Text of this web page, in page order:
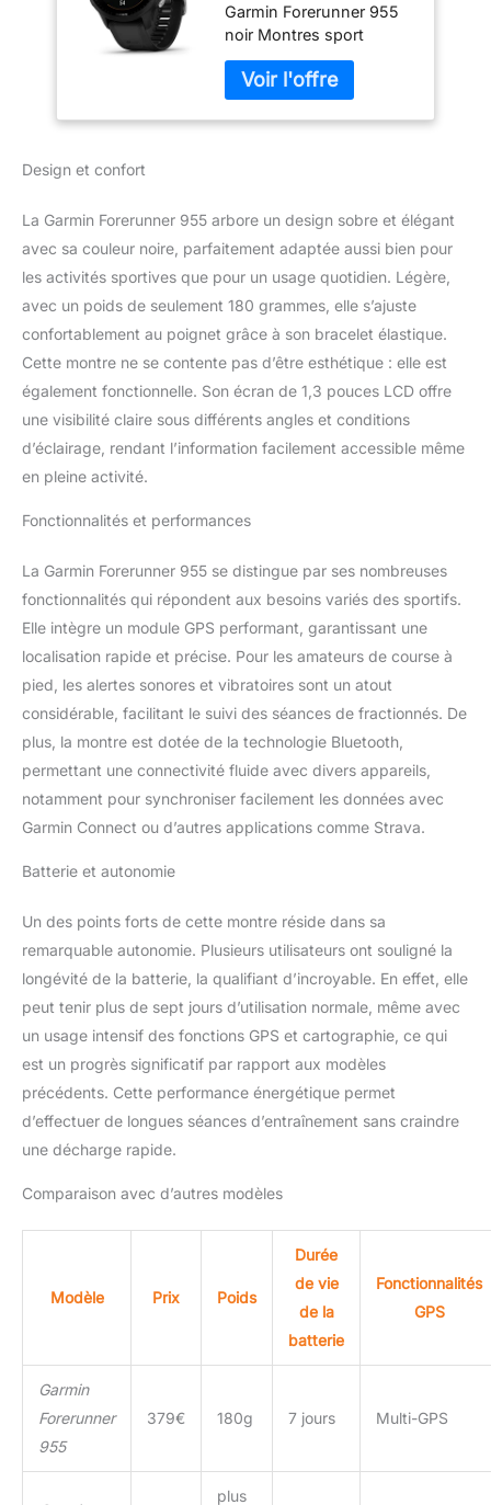
Garmin Forerunner 955
noir Montres sport
Design et confort
La Garmin Forerunner 955 arbore un design sobre et élégant
avec sa couleur noire, parfaitement adaptée aussi bien pour
les activités sportives que pour un usage quotidien. Légère,
avec un poids de seulement 180 grammes, elle s’ajuste
confortablement au poignet grâce à son bracelet élastique.
Cette montre ne se contente pas d’être esthétique : elle est
également fonctionnelle. Son écran de 1,3 pouces LCD offre
une visibilité claire sous différents angles et conditions
d’éclairage, rendant l’information facilement accessible même
en pleine activité.
Fonctionnalités et performances
La Garmin Forerunner 955 se distingue par ses nombreuses
fonctionnalités qui répondent aux besoins variés des sportifs.
Elle intègre un module GPS performant, garantissant une
localisation rapide et précise. Pour les amateurs de course à
pied, les alertes sonores et vibratoires sont un atout
considérable, facilitant le suivi des séances de fractionnés. De
plus, la montre est dotée de la technologie Bluetooth,
permettant une connectivité fluide avec divers appareils,
notamment pour synchroniser facilement les données avec
Garmin Connect ou d’autres applications comme Strava.
Batterie et autonomie
Un des points forts de cette montre réside dans sa
remarquable autonomie. Plusieurs utilisateurs ont souligné la
longévité de la batterie, la qualifiant d’incroyable. En effet, elle
peut tenir plus de sept jours d’utilisation normale, même avec
un usage intensif des fonctions GPS et cartographie, ce qui
est un progrès significatif par rapport aux modèles
précédents. Cette performance énergétique permet
d’effectuer de longues séances d’entraînement sans craindre
une décharge rapide.
Comparaison avec d’autres modèles
Modèle Prix Poids
Durée
de vie
de la
batterie
Fonctionnalités
GPS
Garmin
Forerunner
955
379€ 180g 7 jours Multi-GPS
plus